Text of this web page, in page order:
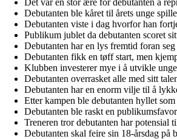
Debutanten ble kåret til årets unge
Debutanten viste i dag hvorfor han
Publikum jublet da debutanten scoret
Debutanten har en lys fremtid foran
Debutanten fikk en tøff start, men
Klubben investerer mye i å utvikle
Debutanten overrasket alle med sitt
Debutanten har en enorm vilje til å
Etter kampen ble debutanten hyllet
Debutanten ble raskt en
Treneren tror debutanten har potensial
Debutanten skal feire sin 18-årsdag på